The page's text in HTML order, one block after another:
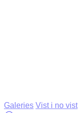
Galeries Vist i no vist